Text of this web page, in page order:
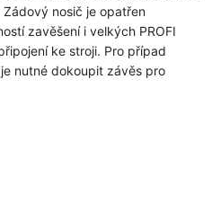
Zádový nosič je opatřen
zavěšení i velkých PROFI
ke stroji. Pro případ
nutné dokoupit závěs pro